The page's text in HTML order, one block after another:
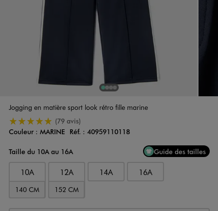
1Sur 4
2Sur 4
3Sur 4
4 Sur 4
Jogging en matière sport look rétro fille marine
5/5 de moyenne(79 avis)
Couleur
Couleur : MARINE Réf. : 40959110118
Taille du 10A au 16A
Guide des tailles
10A
140 CM
12A
152 CM
14A 16A